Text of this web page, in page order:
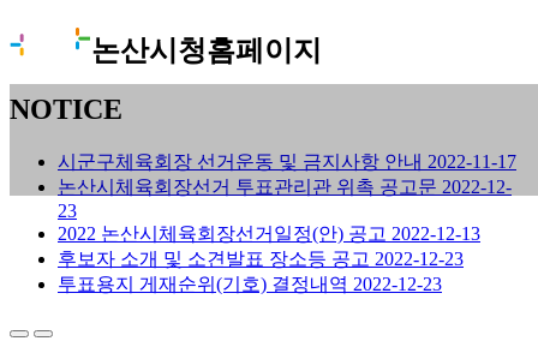
논산시청홈페이지
NOTICE
시군구체육회장 선거운동 및 금지사항 안내 2022-11-17
논산시체육회장선거 투표관리관 위촉 공고문 2022-12-
23
2022 논산시체육회장선거일정(안) 공고 2022-12-13
후보자 소개 및 소견발표 장소등 공고 2022-12-23
투표용지 게재순위(기호) 결정내역 2022-12-23